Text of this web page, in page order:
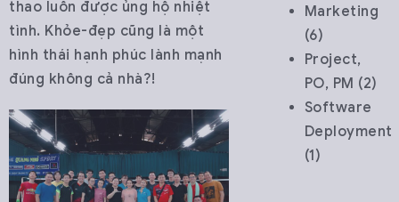
thao luôn được ủng hộ nhiệt
tình. Khỏe-đẹp cũng là một
hình thái hạnh phúc lành mạnh
đúng không cả nhà?!
Marketing
(6)
Project,
PO, PM (2)
Software
Deployment
(1)